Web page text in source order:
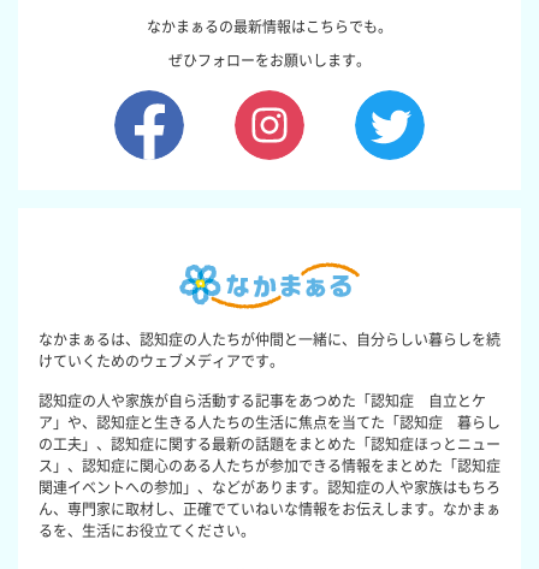
なかまぁるの最新情報はこちらでも。
ぜひフォローをお願いします。
なかまぁるは、認知症の人たちが仲間と一緒に、自分らしい暮らしを続
けていくためのウェブメディアです。
認知症の人や家族が自ら活動する記事をあつめた「認知症 自立とケ
ア」や、認知症と生きる人たちの生活に焦点を当てた「認知症 暮らし
の工夫」、認知症に関する最新の話題をまとめた「認知症ほっとニュー
ス」、認知症に関心のある人たちが参加できる情報をまとめた「認知症
関連イベントへの参加」、などがあります。認知症の人や家族はもちろ
ん、専門家に取材し、正確でていねいな情報をお伝えします。なかまぁ
るを、生活にお役立てください。